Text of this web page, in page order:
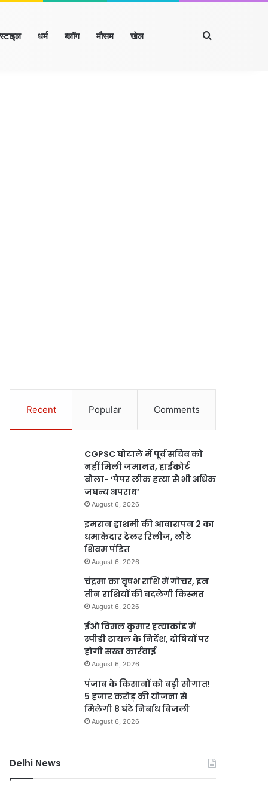
धर्म ब्लॉग मौसम खेल Search for
Recent Popular Comments
CGPSC घोटाले में पूर्व सचिव को
नहीं मिली जमानत, हाईकोर्ट
बोला- ‘पेपर लीक हत्या से भी अधिक
जघन्य अपराध’
August 6, 2026
इमरान हाशमी की आवारापन 2 का
धमाकेदार ट्रेलर रिलीज, लौटे
शिवम पंडित
August 6, 2026
चंद्रमा का वृषभ राशि में गोचर, इन
तीन राशियों की बदलेगी किस्मत
August 6, 2026
ईओ विमल कुमार हत्याकांड में
स्पीडी ट्रायल के निर्देश, दोषियों पर
होगी सख्त कार्रवाई
August 6, 2026
पंजाब के किसानों को बड़ी सौगात!
5 हजार करोड़ की योजना से
मिलेगी 8 घंटे निर्बाध बिजली
August 6, 2026
Delhi News